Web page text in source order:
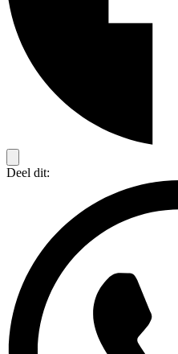
Deel dit: